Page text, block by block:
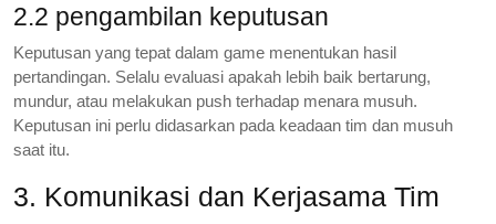
2.2 pengambilan keputusan
Keputusan yang tepat dalam game menentukan hasil
pertandingan. Selalu evaluasi apakah lebih baik bertarung,
mundur, atau melakukan push terhadap menara musuh.
Keputusan ini perlu didasarkan pada keadaan tim dan musuh
saat itu.
3. Komunikasi dan Kerjasama Tim